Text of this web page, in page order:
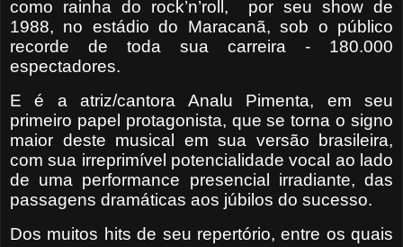
como rainha do rock’n’roll,
por seu show de
1988, no estádio do Maracanã, sob o público
recorde de toda sua carreira - 180.000
espectadores.
E é a atriz/cantora Analu Pimenta, em seu
primeiro papel protagonista, que se torna o signo
maior deste musical em sua versão brasileira,
com sua irreprimível potencialidade vocal ao lado
de uma performance presencial irradiante, das
passagens dramáticas aos júbilos do sucesso.
Dos muitos hits de seu repertório, entre os quais